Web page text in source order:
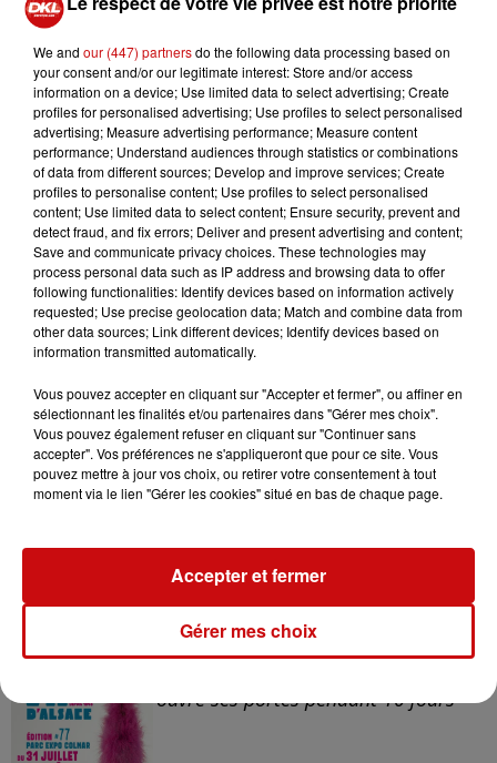
camarades du#54RT tout mon soutien et leur témoigne la
— Chef d'état-major de l'armée de Terre (@CEMAT_FR)
February 17, 2020
À LA UNE
Blotzheim !
trois mois de prison avec sursis...
ouvre ses portes pendant 10 jours
We and our (447) partnersdo the following data processing based on
your consent and/or our legitimate interest: Store and/or access
information on a device; Use limited data to select advertising; Create
profiles for personalised advertising; Use profiles to select personalised
advertising; Measure advertising performance; Measure content
performance; Understand audiences through statistics or combinations
of data from different sources; Develop and improve services; Create
profiles to personalise content; Use profiles to select personalised
content; Use limited data to select content; Ensure security, prevent and
detect fraud, and fix errors; Deliver and present advertising and content;
Save and communicate privacy choices. These technologies may
process personal data such as IP address and browsing data to offer
following functionalities: Identify devices based on information actively
requested; Use precise geolocation data; Match and combine data from
other data sources; Link different devices; Identify devices based on
information transmitted automatically.
Vous pouvez accepter en cliquant sur "Accepter et fermer", ou affiner en
sélectionnant les finalités et/ou partenaires dans "Gérer mes choix".
Vous pouvez également refuser en cliquant sur "Continuer sans
accepter". Vos préférences ne s'appliqueront que pour ce site. Vous
pouvez mettre à jour vos choix, ou retirer votre consentement à tout
moment via le lien "Gérer les cookies" situé en bas de chaque page.
Gérer mes choix
Accepter et fermer